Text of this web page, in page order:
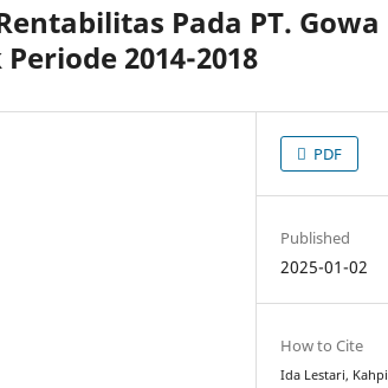
Pada PT.
2014-2018
PDF
Published
2025-01-02
How to Cite
Ida Lestari,